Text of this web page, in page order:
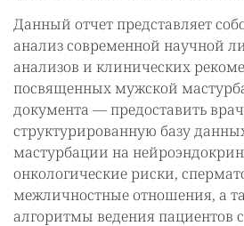
Данный отчет представляет
анализ современной научной
анализов и клинических
посвященных мужской
документа — предоставить
структурированную базу
мастурбации на
онкологические риски,
межличностные отношения, а
алгоритмы ведения пациентов с